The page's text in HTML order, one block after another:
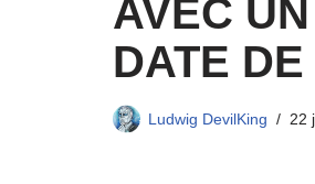
AVEC
DATE
Ludwig DevilKing 22